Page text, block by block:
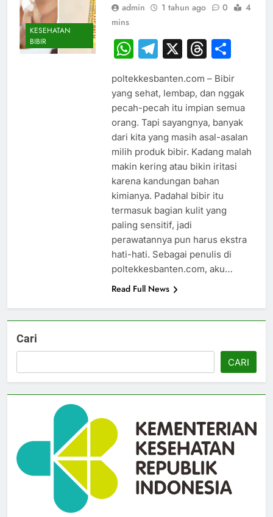
KESEHATAN
BIBIR
admin 1 tahun ago 0
4
mins
WhatsApp
Telegram
X
poltekkesbanten.com – Bibir
yang sehat, lembap, dan nggak
pecah-pecah itu impian semua
orang. Tapi sayangnya, banyak
dari kita yang masih asal-asalan
milih produk bibir. Kadang malah
makin kering atau bikin iritasi
karena kandungan bahan
kimianya. Padahal bibir itu
termasuk bagian kulit yang
paling sensitif, jadi
perawatannya pun harus ekstra
hati-hati. Sebagai penulis di
poltekkesbanten.com, aku…
Read Full News
Cari
CARI